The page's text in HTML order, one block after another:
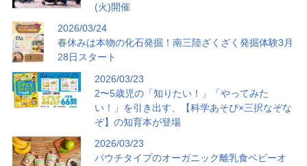
(火)開催
2026/03/24
春休みは本物の化石発掘！南三陸ざくざく発掘体験3月
28日スタート
2026/03/23
2〜5歳児の「知りたい！」「やってみた
い！」を引き出す、【科学あそび×三択なぞな
ぞ】の知育本が登場
2026/03/23
パウチタイプのオーガニック離乳食ベビーオ